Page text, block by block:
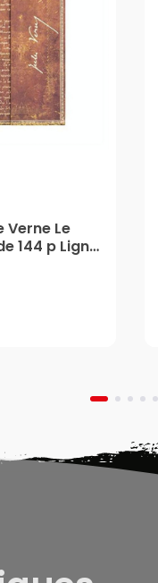
Verne Le
144 p Ligné
AU PANIER